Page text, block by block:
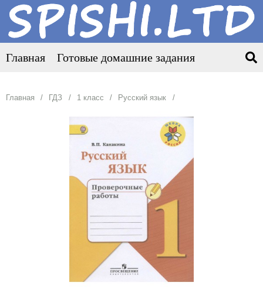
Главная Готовые домашние задания
Главная ГДЗ 1 класс Русский язык